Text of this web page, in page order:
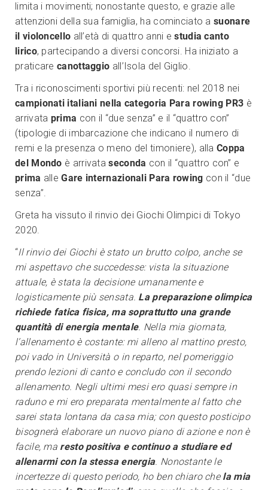
limita i movimenti; nonostante questo, e grazie alle
attenzioni della sua famiglia, ha cominciato asuonare
il violoncello all’età di quattro anni estudia canto
lirico, partecipando a diversi concorsi. Ha iniziato a
praticare canottaggio all’Isola del Giglio.
Tra i riconoscimenti sportivi più recenti: nel 2018 nei
campionati italiani nella categoria Para rowing PR3 è
arrivata prima con il “due senza” e il “quattro con”
(tipologie di imbarcazione che indicano il numero di
remi e la presenza o meno del timoniere), allaCoppa
del Mondo è arrivataseconda con il “quattro con” e
prima alleGare internazionali Para rowing con il “due
senza”.
Greta ha vissuto il rinvio dei Giochi Olimpici di Tokyo
2020.
“Il rinvio dei Giochi è stato un brutto colpo, anche se
mi aspettavo che succedesse: vista la situazione
attuale, è stata la decisione umanamente e
logisticamente più sensata. La preparazione olimpica
richiede fatica fisica, ma soprattutto una grande
quantità di energia mentale. Nella mia giornata,
l’allenamento è costante: mi alleno al mattino presto,
poi vado in Università o in reparto, nel pomeriggio
prendo lezioni di canto e concludo con il secondo
allenamento. Negli ultimi mesi ero quasi sempre in
raduno e mi ero preparata mentalmente al fatto che
sarei stata lontana da casa mia; con questo posticipo
bisognerà elaborare un nuovo piano di azione e non è
facile, ma resto positiva e continuo a studiare ed
allenarmi con la stessa energia. Nonostante le
incertezze di questo periodo, ho ben chiaro che la mia